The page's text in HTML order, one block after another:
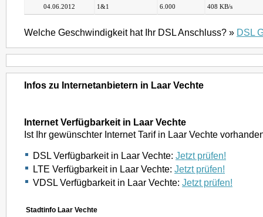
04.06.2012 1&1 6.000 408 KB/s
Welche Geschwindigkeit hat Ihr DSL Anschluss? » DSL
Infos zu Internetanbietern in Laar Vechte
Internet Verfügbarkeit in Laar Vechte
Ist Ihr gewünschter Internet Tarif in Laar Vechte
DSL Verfügbarkeit in Laar Vechte: Jetzt prüfen!
LTE Verfügbarkeit in Laar Vechte: Jetzt prüfen!
VDSL Verfügbarkeit in Laar Vechte: Jetzt prüfen!
Stadtinfo Laar Vechte